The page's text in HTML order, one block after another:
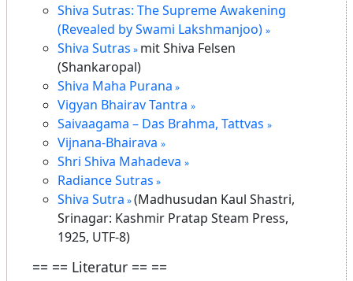
Shiva Sutras: The Supreme Awakening
(Revealed by Swami Lakshmanjoo)
Shiva Sutras
mit Shiva Felsen
(Shankaropal)
Shiva Maha Purana
Vigyan Bhairav Tantra
Saivaagama – Das Brahma, Tattvas
Vijnana-Bhairava
Shri Shiva Mahadeva
Radiance Sutras
Shiva Sutra (Madhusudan Kaul Shastri,
Srinagar: Kashmir Pratap Steam Press,
1925, UTF-8)
== == Literatur == ==